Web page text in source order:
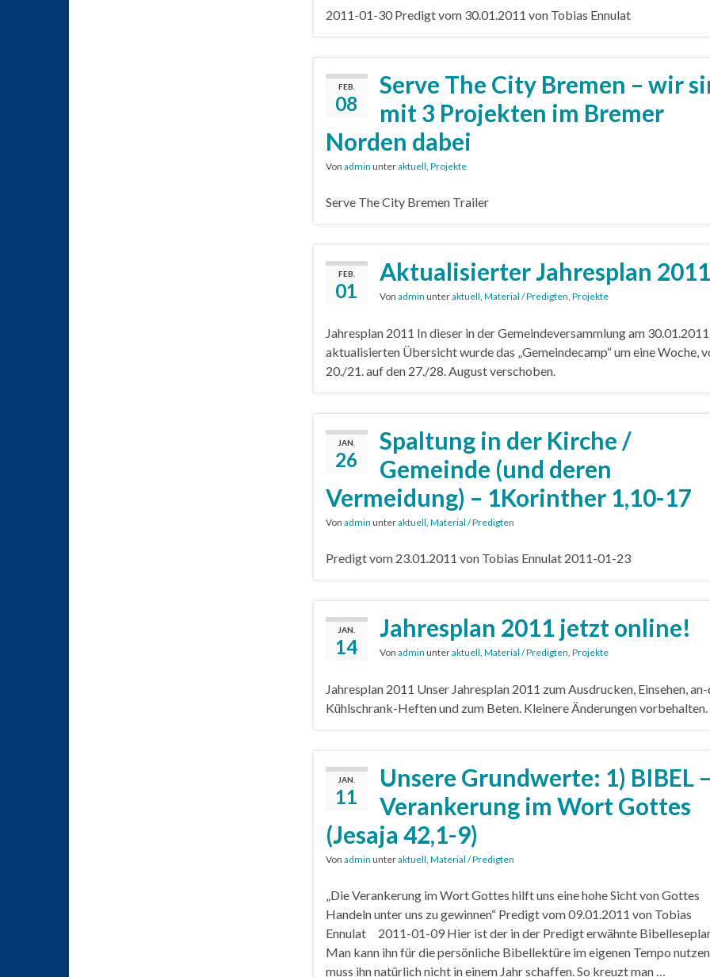
2011-01-30 Predigt vom 30.01.2011 von Tobias Ennulat
FEB.
08
Serve The City Bremen – wir
mit 3 Projekten im Bremer
Norden dabei
Von admin unteraktuell, Projekte
Serve The City Bremen Trailer
FEB.
01
Aktualisierter Jahresplan 2011
Von admin unteraktuell, Material / Predigten, Projekte
Jahresplan 2011 In dieser in der Gemeindeversammlung am 30.01.2011
aktualisierten Übersicht wurde das „Gemeindecamp“ um eine Woche,
20./21. auf den 27./28. August verschoben.
JAN.
26
Spaltung in der Kirche /
Gemeinde (und deren
Vermeidung) – 1Korinther 1,10-17
Von admin unteraktuell, Material / Predigten
Predigt vom 23.01.2011 von Tobias Ennulat 2011-01-23
JAN.
14
Jahresplan 2011 jetzt online!
Von admin unteraktuell, Material / Predigten, Projekte
Jahresplan 2011 Unser Jahresplan 2011 zum Ausdrucken, Einsehen,
Kühlschrank-Heften und zum Beten. Kleinere Änderungen vorbehalten.
JAN.
11
Unsere Grundwerte: 1) BIBEL –
Verankerung im Wort Gottes
(Jesaja 42,1-9)
Von admin unteraktuell, Material / Predigten
„Die Verankerung im Wort Gottes hilft uns eine hohe Sicht von Gottes
Handeln unter uns zu gewinnen“ Predigt vom 09.01.2011 von Tobias
Ennulat 2011-01-09 Hier ist der in der Predigt erwähnte
Man kann ihn für die persönliche Bibellektüre im eigenen Tempo
muss ihn natürlich nicht in einem Jahr schaffen. So kreuzt man …